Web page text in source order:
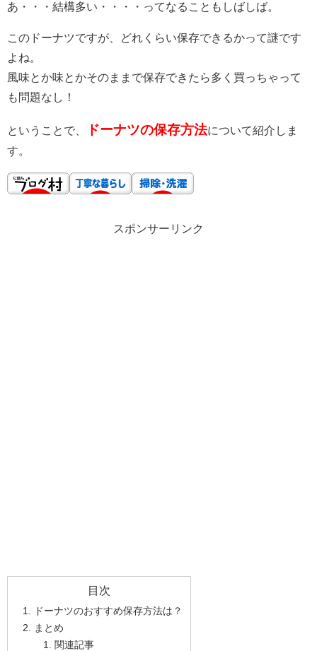
あ・・・結構多い・・・・ってなることもしばしば。
このドーナツですが、どれくらい保存できるかって謎です
よね。
風味とか味とかそのままで保存できたら多く買っちゃって
も問題なし！
ということで、 ドーナツの保存方法について紹介しま
す。
スポンサーリンク
目次
ドーナツのおすすめ保存方法は？
まとめ
関連記事